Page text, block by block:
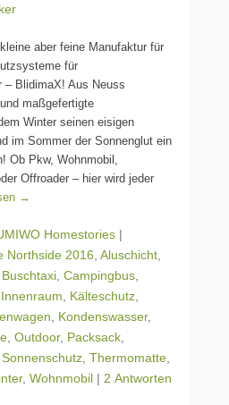
aber feine Manufaktur für
für
– BlidimaX! Aus Neuss
maßgefertigte
Winter seinen eisigen
im Sommer der Sonnenglut ein
Ob Pkw, Wohnmobil,
Offroader – hier wird jeder
→
Homestories |
Northside 2016 Aluschicht
Buschtaxi Campingbus
Innenraum Kälteschutz
Kondenswasser,
Outdoor, Packsack
Sonnenschutz Thermomatte
, Wohnmobil | 2 Antworten